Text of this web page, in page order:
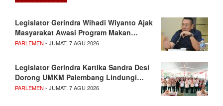
Legislator Gerindra Wihadi Wiyanto Ajak
Masyarakat Awasi Program Makan…
PARLEMEN - JUMAT, 7 AGU 2026
Legislator Gerindra Kartika Sandra Desi
Dorong UMKM Palembang Lindungi…
PARLEMEN - JUMAT, 7 AGU 2026